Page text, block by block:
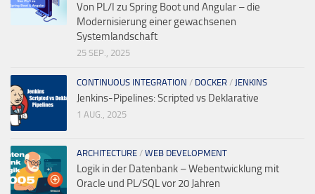
Von PL/I zu Spring Boot und Angular – die
Modernisierung einer gewachsenen
Systemlandschaft
25 SEP., 2025
CONTINUOUS INTEGRATION / DOCKER / JENKINS
Jenkins-Pipelines: Scripted vs Deklarative
1 AUG., 2025
ARCHITECTURE / WEB DEVELOPMENT
Logik in der Datenbank – Webentwicklung mit
Oracle und PL/SQL vor 20 Jahren